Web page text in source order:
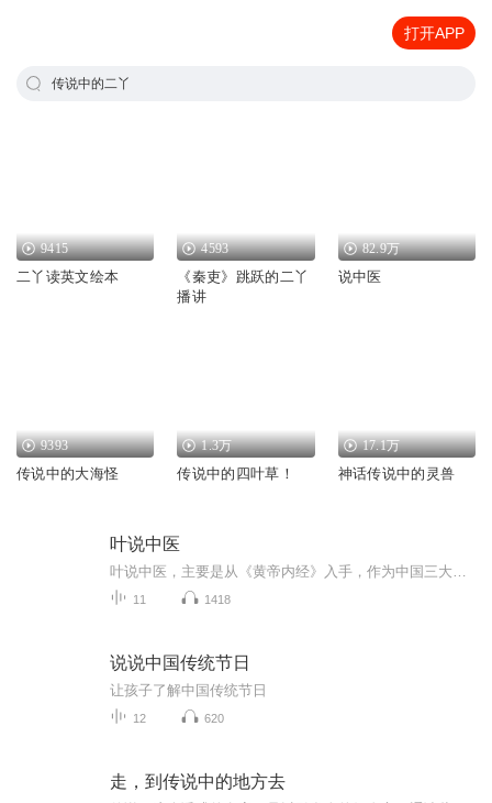
打开APP
传说中的二丫
9415
二丫读英文绘本
4593
《秦吏》跳跃的二丫
播讲
82.9万
说中医
9393
传说中的大海怪
1.3万
传说中的四叶草！
17.1万
神话传说中的灵兽
叶说中医
11 1418
说说中国传统节日
让孩子了解中国传统节日
12 620
走，到传说中的地方去